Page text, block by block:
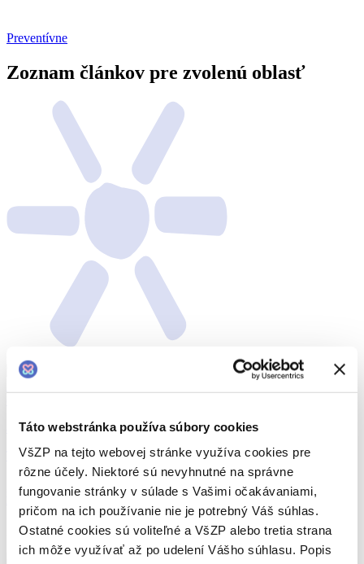
Táto webstránka používa súbory cookies
VšZP na tejto webovej stránke využíva cookies pre
rôzne účely. Niektoré sú nevyhnutné na správne
fungovanie stránky v súlade s Vašimi očakávaniami,
pričom na ich používanie nie je potrebný Váš súhlas.
Ostatné cookies sú voliteľné a VšZP alebo tretia strana
ich môže využívať až po udelení Vášho súhlasu. Popis
Preventívne
Zoznam článkov pre zvolenú oblasť
adopcia ivf
Tehotenstvo a plodnosť
„Nemala som vás v brušku, ale mám vás v srdci,“ hovorí Magdaléna
Krajčovičová, mama troch adoptívnych detí
29.04.2024